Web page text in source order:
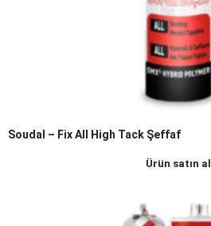
Soudal – Fix All High Tack Şeffaf
Ürün satın al